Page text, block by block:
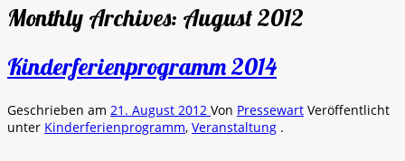
Monthly Archives: August 2012
Kinderferienprogramm 2014
Geschrieben am 21. August 2012 Von Pressewart Veröffentlicht
unter Kinderferienprogramm, Veranstaltung .